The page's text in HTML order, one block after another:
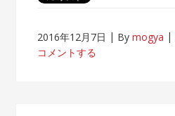
2016年12月7日 Bymogya
コメントする